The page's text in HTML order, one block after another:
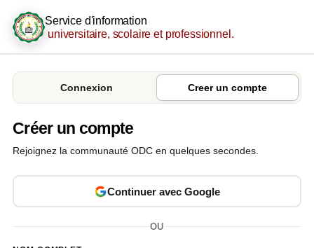
Service d'information
universitaire, scolaire et professionnel.
Connexion Creer un compte
Créer un compte
Rejoignez la communauté ODC en quelques secondes.
Continuer avec Google
OU